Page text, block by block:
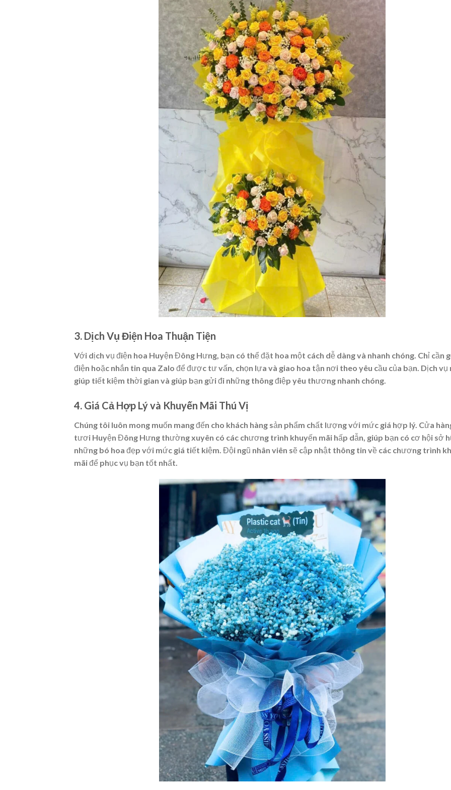
3. Dịch Vụ Điện Hoa Thuận Tiện
Với dịch vụ điện hoa Huyện Đông Hưng, bạn có thể đặt hoa một cách dễ dàng và nhanh chóng. Chỉ cần
điện hoặc nhắn tin qua Zalo để được tư vấn, chọn lựa và giao hoa tận nơi theo yêu cầu của bạn. Dịch vụ
giúp tiết kiệm thời gian và giúp bạn gửi đi những thông điệp yêu thương nhanh chóng.
4. Giá Cả Hợp Lý và Khuyến Mãi Thú Vị
Chúng tôi luôn mong muốn mang đến cho khách hàng sản phẩm chất lượng với mức giá hợp lý. Cửa
tươi Huyện Đông Hưng thường xuyên có các chương trình khuyến mãi hấp dẫn, giúp bạn có cơ hội sở
những bó hoa đẹp với mức giá tiết kiệm. Đội ngũ nhân viên sẽ cập nhật thông tin về các chương trình
mãi để phục vụ bạn tốt nhất.